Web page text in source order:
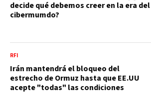
decide qué debemos creer en la era del
cibermumdo?
RFI
Irán mantendrá el bloqueo del
estrecho de Ormuz hasta que EE.UU
acepte "todas" las condiciones